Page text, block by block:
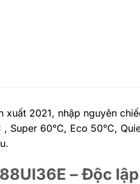
xuất 2021, nhập nguyên
Super 60°C, Eco 50°C,
– Độc